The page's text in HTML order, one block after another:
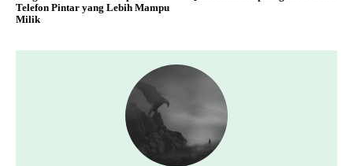
Telefon Pintar yang Lebih Mampu
Milik